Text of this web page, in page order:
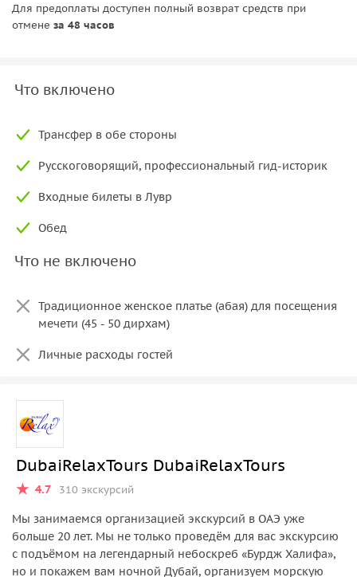
Для предоплаты доступен полный возврат средств при
отмене за 48 часов
Что включено
Трансфер в обе стороны
Русскоговорящий, профессиональный гид-историк
Входные билеты в Лувр
Обед
Что не включено
Традиционное женское платье (абая) для посещения
мечети (45 - 50 дирхам)
Личные расходы гостей
DubaiRelaxTours DubaiRelaxTours
4.7 310 экскурсий
Мы занимаемся организацией экскурсий в ОАЭ уже
больше 20 лет. Мы не только проведём для вас экскурсию
с подъёмом на легендарный небоскреб «Бурдж Халифа»,
но и покажем вам ночной Дубай, организуем морскую